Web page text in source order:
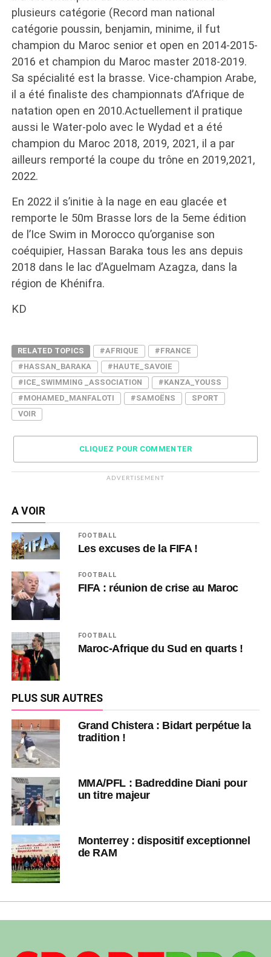
plusieurs catégorie (Record man national
catégorie poussin, benjamin, minime, il fut
champion du Maroc senior et open en 2014-2015-
2016 et champion du Maroc master 2018-2019.
Sa spécialité est la brasse. Vice-champion Arabe,
il a été finaliste des championnats d’Afrique de
natation open en 2010.Actuellement il pratique
aussi le Water-polo avec le Wydad et a été
champion du Maroc 2018, 2019, 2021, il a par
ailleurs remporté la coupe du trône en 2019,2021,
2022.
En 2022 il s’initie à la nage en eau glacée et
remporte le 50m Brasse lors de la 5eme édition
de l’Ice Swim in Morocco qu’organise son
coéquipier, Hassan Baraka tous les ans depuis
2018 dans le lac d’Aguelmam Azagza, dans la
région de Khénifra.
KD
RELATED TOPICS #AFRIQUE
#FRANCE
#HASSAN_BARAKA
#HAUTE_SAVOIE
#ICE_SWIMMING _ASSOCIATION
#KANZA_YOUSS
#MOHAMED_MANFALOTI
#SAMOËNS
SPORT
VOIR
CLIQUEZ POUR COMMENTER
ADVERTISEMENT
A VOIR
FOOTBALL
Les excuses de la FIFA !
FOOTBALL
FIFA : réunion de crise au Maroc
FOOTBALL
Maroc-Afrique du Sud en quarts !
PLUS SUR AUTRES
Grand Chistera : Bidart perpétue la
tradition !
MMA/PFL : Badreddine Diani pour
un titre majeur
Monterrey : dispositif exceptionnel
de RAM